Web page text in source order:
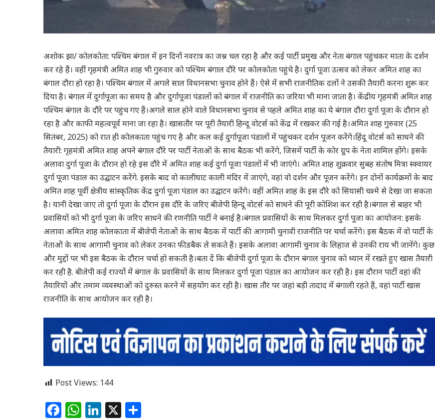
अशोक झा/ कोलकोता: पश्चिम बंगाल में इन दिनों नवरात्र का जश्न चल रहा है और कई पार्टी प्रमुख और नेता बंगाल पहुंचकर माता के दर्शन
कर रहे हैं। वहीं गृहमंत्री अमित शाह भी गुरुवार को पश्चिम बंगाल दौरे पर कोलकोता पहुंचे है। दुर्गा पूजा उत्सव को लेकर अमित शाह का
बंगाल दौरा हो रहा है। पश्चिम बंगाल में अगले साल विधानसभा चुनाव होने हैं। ऐसे में सभी राजनीतिक दलों ने उसकी तैयारी करना शुरू कर
दिया है। बंगाल में दुर्गापूजा का समय है और दुर्गापूजा पंडालों को बंगाल में राजनीति का जरिया भी माना जाता है। केंद्रीय गृहमंत्री अमित शाह
पश्चिम बंगाल के दौरे पर पहुंच गए हैं।अगले साल होने वाले विधानसभा चुनाव से पहले अमित शाह का ये बंगाल दौरा दुर्गा पूजा के दौरान हो
रहा है और काफी महत्वपूर्व माना जा रहा है। खासतौर पर पूरी तैयारी हिन्दू वोटर्स को केंद्र में रखकर की गई है।अमित शाह गुरुवार (25
सितंबर, 2025) को रात ही कोलकाता पहुंच गए है और कल कई दुर्गापूजा पंडालों में पहुंचकर दर्शन पूजन करेंगे।हिंदू वोटर्स को साधने की
तैयारी: गृहमंत्री अमित शाह अपने बंगाल दौरे पर पार्टी नेताओं के साथ बैठक भी करेंगे, जिसमें पार्टी के कोर ग्रुप के नेता शामिल होंगे। इसके
अलावा दुर्गा पूजा के दौरान हो रहे इस दौरे में अमित शाह कई दुर्गा पूजा पंडालों में भी जाएंगे। अमित शाह शुक्रवार सुबह संतोष मित्रा स्क्वायर
दुर्गा पूजा पंडाल का उद्घाटन करेंगे. इसके बाद वो कालीघाट काली मंदिर में जाएंगे, वहां वो दर्शन और पूजन करेंगे। इन दोनों कार्यक्रमों के बाद
अमित शाह पूर्वी क्षेत्रीय सांस्कृतिक केंद्र दुर्गा पूजा पंडाल का उद्घाटन करेंगे। वहीं अमित शाह के इस दौरे को सियासी चश्मे से देखा जा सकता
है। यानी देखा जाए तो दुर्गा पूजा के दौरान इस दौरे के जरिए बीजेपी हिन्दू वोटर्स को साधने की पूरी कोशिश कर रही है।बंगाल से बाहर भी
प्रवासियों को भी दुर्गा पूजा के जरिए साधने की रणनीति पार्टी ने बनाई है।बंगाल प्रवासियों के साथ मिलकर दुर्गा पूजा का आयोजन: इसके
अलावा अमित शाह कोलकाता में बीजेपी नेताओं के साथ बैठक में पार्टी की आगामी चुनावी राजनीति पर चर्चा करेंगे। इस बैठक में वो पार्टी के
नेताओं के साथ आगामी चुनाव को लेकर उनका फीडबैक ले सकते हैं। इसके अलावा आगामी चुनाव के लिहाज से उनकी राय भी जानेंगे। कुछ
और मुद्दों पर भी इस बैठक के दौरान चर्चा हो सकती है।बता दें कि बीजेपी दुर्गा पूजा के दौरान बंगाल चुनाव को ध्यान में रखते हुए खास तैयारी
कर रही है. बीजेपी कई राज्यों में बंगाल के प्रवासियों के साथ मिलकर दुर्गा पूजा पंडाल का आयोजन कर रही है। इस दौरान पार्टी वहां की
तैयारियों और तमाम व्यवस्थाओं को दुरुस्त करने में सहयोग कर रही है। खास तौर पर जहां बड़ी तादाद में बंगाली रहते हैं, वहां पार्टी खास
राजनीति के साथ आयोजन कर रही है।
Post Views: 144
Facebook
WhatsApp
LinkedIn
X